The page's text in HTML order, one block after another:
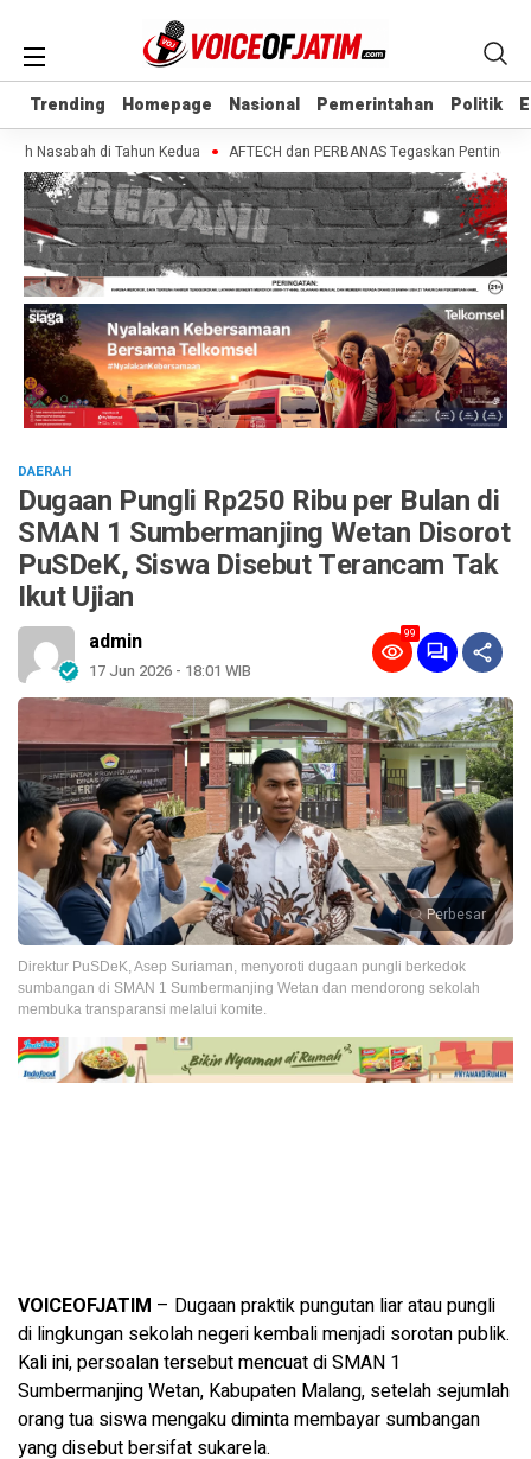
Trending Homepage Nasional Pemerintahan Politik
Trending Homepage Nasional Pemerintahan Politik
Nasabah di Tahun Kedua AFTECH dan PERBANAS Tegaskan Pentingnya
DAERAH
Dugaan Pungli Rp250 Ribu per Bulan di
SMAN 1 Sumbermanjing Wetan Disorot
PuSDeK, Siswa Disebut Terancam Tak
Ikut Ujian
admin
17 Jun 2026 - 18:01 WIB
99
Perbesar
Direktur PuSDeK, Asep Suriaman, menyoroti dugaan pungli berkedok
sumbangan di SMAN 1 Sumbermanjing Wetan dan mendorong sekolah
membuka transparansi melalui komite.
VOICEOFJATIM – Dugaan praktik pungutan liar atau pungli
di lingkungan sekolah negeri kembali menjadi sorotan publik.
Kali ini, persoalan tersebut mencuat di SMAN 1
Sumbermanjing Wetan, Kabupaten Malang, setelah sejumlah
orang tua siswa mengaku diminta membayar sumbangan
yang disebut bersifat sukarela.